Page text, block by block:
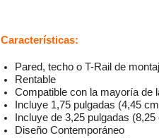
Características:
Pared, techo o T-Rail de
Rentable
Compatible con la mayoría de
Incluye 1,75 pulgadas (4,45
Incluye de 3,25 pulgadas
Diseño Contemporáneo